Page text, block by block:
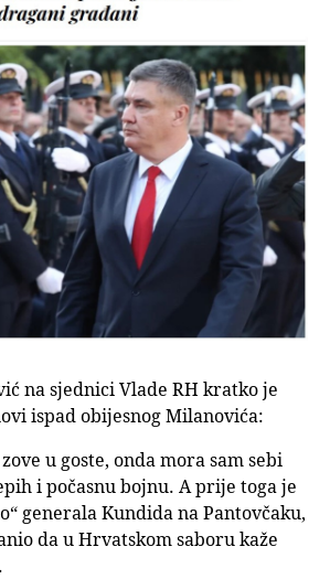
na sjednici Vlade RH kratko je
ispad obijesnog Milanovića:
u goste, onda mora sam sebi
i počasnu bojnu. A prije toga je
generala Kundida na Pantovčaku,
da u Hrvatskom saboru kaže